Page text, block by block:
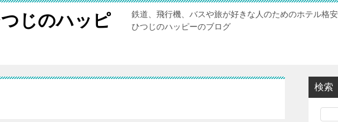
じのハッピ
鉄道、飛行機、バスや旅が好きな人のためのホテル格
ひつじのハッピーのブログ
検索